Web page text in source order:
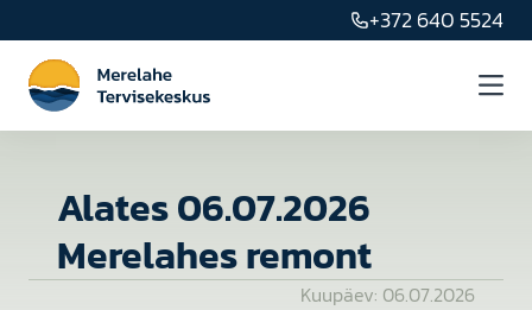
+372 640 5524
Alates 06.07.2026
Merelahes remont
Kuupäev: 06.07.2026